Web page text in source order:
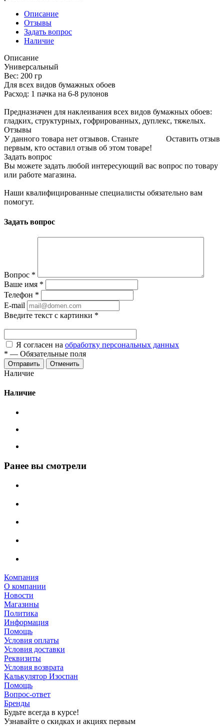
Описание
Отзывы
Задать вопрос
Наличие
Описание
Универсальный
Вес: 200 гр
Для всех видов бумажных обоев
Расход: 1 пачка на 6-8 рулонов
Предназначен для наклеивания всех видов бумажных обоев:
гладких, структурных, гофрированных, дуплекс, тяжелых.
Отзывы
Оставить отзыв
У данного товара нет отзывов. Станьте
первым, кто оставил отзыв об этом товаре!
Задать вопрос
Вы можете задать любой интересующий вас вопрос по товару
или работе магазина.
Наши квалифицированные специалисты обязательно вам
помогут.
Задать вопрос
Вопрос *
Ваше имя *
Телефон *
E-mail
Введите текст с картинки *
Я согласен на обработку персональных данных
* — Обязательные поля
Отменить
Наличие
Наличие
Ранее вы смотрели
Компания
О компании
Новости
Магазины
Политика
Информация
Помощь
Условия оплаты
Условия доставки
Реквизиты
Условия возврата
Калькулятор Изоспан
Помощь
Вопрос-ответ
Бренды
Будьте всегда в курсе!
Узнавайте о скидках и акциях первым